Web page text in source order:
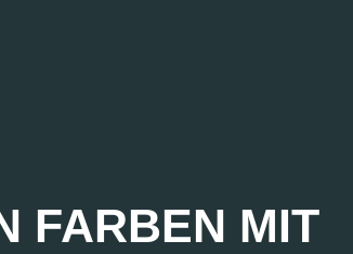
FARBEN MIT